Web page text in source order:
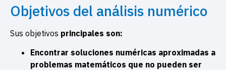
Objetivos del análisis numérico
Sus objetivos principales son:
Encontrar soluciones numéricas aproximadas a
problemas matemáticos que no pueden ser